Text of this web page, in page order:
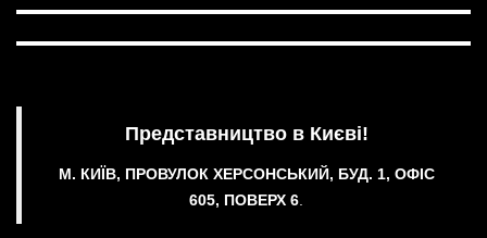
Представництво в Києві!
М. КИЇВ, ПРОВУЛОК ХЕРСОНСЬКИЙ, БУД. 1, ОФІС
605, ПОВЕРХ 6